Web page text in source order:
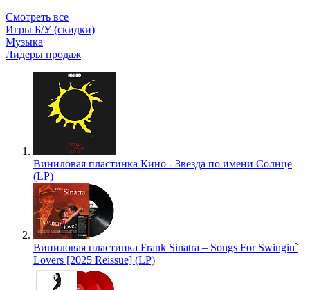
Смотреть все
Игры Б/У (скидки)
Музыка
Лидеры продаж
Виниловая пластинка Кино - Звезда по имени Солнце
(LP)
Виниловая пластинка Frank Sinatra – Songs For Swingin`
Lovers [2025 Reissue] (LP)